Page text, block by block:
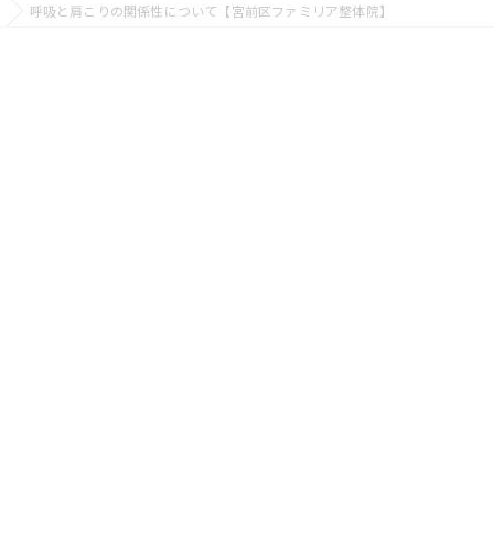
呼吸と肩こりの関係性について【宮前区ファミリア整体院】